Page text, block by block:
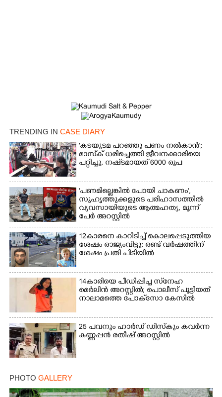
TRENDING IN CASE DIARY
'കടയുടമ പറഞ്ഞു പണം നൽകാൻ';
മാസ്‌ക് ധരിച്ചെത്തി ജീവനക്കാരിയെ
പറ്റിച്ചു, നഷ്‌ടമായത് 6000 രൂപ
'പണമില്ലെങ്കിൽ പോയി ചാകണം',
സുഹൃത്തുക്കളുടെ പരിഹാസത്തിൽ
വ്യവസായിയുടെ ആത്മഹത്യ, മൂന്ന്
പേർ അറസ്റ്റിൽ
12കാരനെ കാറിടിച്ച് കൊലപ്പെടുത്തിയ
ശേഷം രാജ്യംവിട്ടു; രണ്ട് വർഷത്തിന്
ശേഷം പ്രതി പിടിയിൽ
14കാരിയെ പീഡിപ്പിച്ച സ്‌നേഹ
മെർലിൻ അറസ്റ്റിൽ; പൊലീസ് പൂട്ടിയത്
നാലാമത്തെ പോക്‌സോ കേസിൽ
25 പവനും ഹാർഡ് ഡിസ്കും കവർന്ന
കണ്ണപ്പൻ രതീഷ് അറസ്റ്റിൽ
PHOTO GALLERY
Share this link
Copy Link